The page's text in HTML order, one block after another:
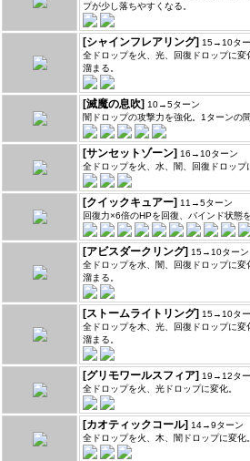
プが少し落ちやすくなる。
[シャインフレアリング] 15→10タ
全ドロップを火、光、回復ドロップに
溜まる。
[滅魔の息吹] 10→5ターン
闇ドロップの攻撃力を強化。1ターンの
[サンセットゾーン] 16→10ターン
全ドロップを火、水、闇、回復ドロップ
[クイックキュアー] 11→5ターン
回復力×6倍のHPを回復、バインド状態
[アビスダークリング] 15→10ターン
全ドロップを水、闇、回復ドロップに
溜まる。
[ストームライトリング] 15→10タ
全ドロップを木、光、回復ドロップに
溜まる。
[グリモワールスフィア] 19→12タ
全ドロップを火、光ドロップに変化。
[カオティックコール] 14→9ターン
全ドロップを火、木、闇ドロップに変化。